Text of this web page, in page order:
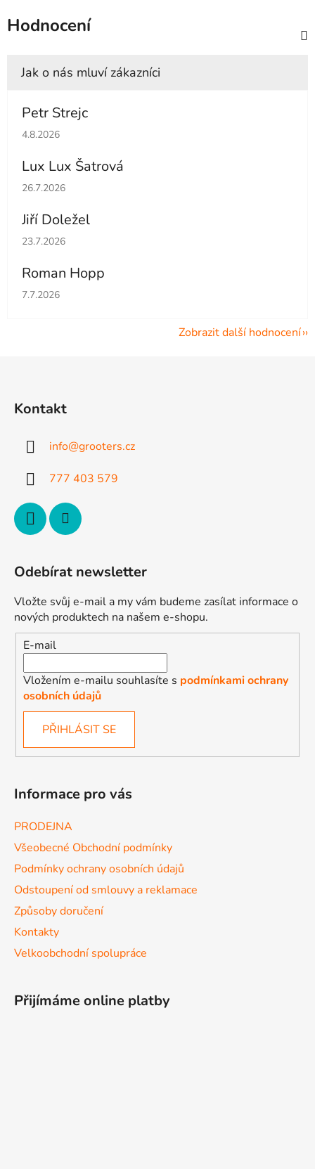
Hodnocení
Petr Strejc
Hodnocení obchodu je 5 z 5 hvězdiček.
4.8.2026
Lux Lux Šatrová
Hodnocení obchodu je 5 z 5 hvězdiček.
26.7.2026
Jiří Doležel
Hodnocení obchodu je 5 z 5 hvězdiček.
23.7.2026
Roman Hopp
Hodnocení obchodu je 5 z 5 hvězdiček.
7.7.2026
Zobrazit další hodnocení
Kontakt
info@grooters.cz
777 403 579
Odebírat newsletter
Vložte svůj e-mail a my vám budeme zasílat informace o
nových produktech na našem e-shopu.
E-mail
Vložením e-mailu souhlasíte s podmínkami ochrany
osobních údajů
PŘIHLÁSIT SE
Informace pro vás
PRODEJNA
Všeobecné Obchodní podmínky
Podmínky ochrany osobních údajů
Odstoupení od smlouvy a reklamace
Způsoby doručení
Kontakty
Velkoobchodní spolupráce
Přijímáme online platby